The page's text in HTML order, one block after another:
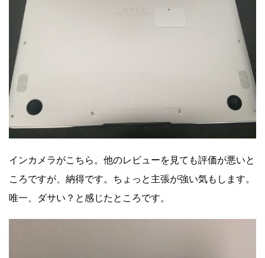
インカメラがこちら。他のレビューを見ても評価が悪いと
ころですが、納得です。ちょっと主張が強い気もします。
唯一、ダサい？と感じたところです。